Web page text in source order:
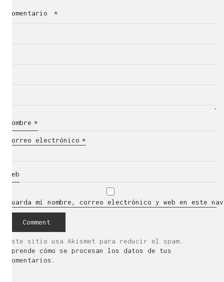
Comentario *
Nombre *
Correo electrónico *
Web
Guarda mi nombre, correo electrónico y web en este
Este sitio usa Akismet para reducir el spam.
Aprende cómo se procesan los datos de tus
comentarios.